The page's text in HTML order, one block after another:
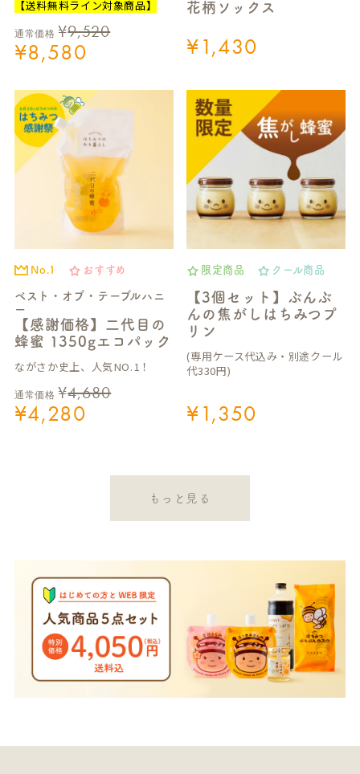
【送料無料ライン対象商品】
通常価格 ¥9,520
¥8,580
花柄ソックス
¥1,430
No.1 おすすめ
ベスト・オブ・テーブルハニ
ー
【感謝価格】二代目の
蜂蜜 1350gエコパック
ながさか史上、人気NO.1！
通常価格 ¥4,680
¥4,280
限定商品 クール商品
【3個セット】ぶんぶ
んの焦がしはちみつプ
リン
(専用ケース代込み・別途クール
代330円)
¥1,350
もっと見る